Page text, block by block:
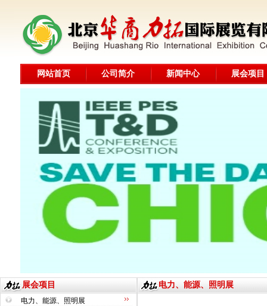
网站首页 公司简介 新闻中心 展会项目
展会项目
电力、能源、照明展
电力、能源、照明展